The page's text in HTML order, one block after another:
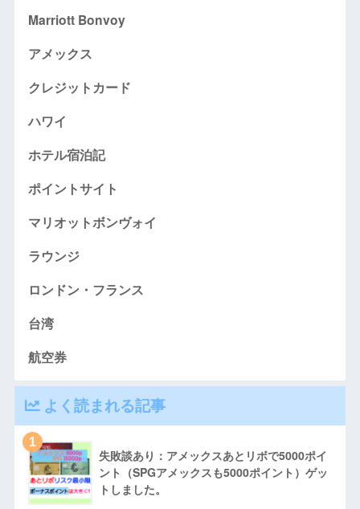
Marriott Bonvoy
アメックス
クレジットカード
ハワイ
ホテル宿泊記
ポイントサイト
マリオットボンヴォイ
ラウンジ
ロンドン・フランス
台湾
航空券
よく読まれる記事
1
失敗談あり：アメックスあとリボで5000ポイ
ント（SPGアメックスも5000ポイント）ゲッ
トしました。